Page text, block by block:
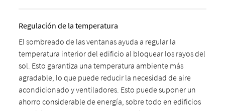
Regulación de la temperatura
El sombreado de las ventanas ayuda a regular la
temperatura interior del edificio al bloquear los rayos del
sol. Esto garantiza una temperatura ambiente más
agradable, lo que puede reducir la necesidad de aire
acondicionado y ventiladores. Esto puede suponer un
ahorro considerable de energía, sobre todo en edificios